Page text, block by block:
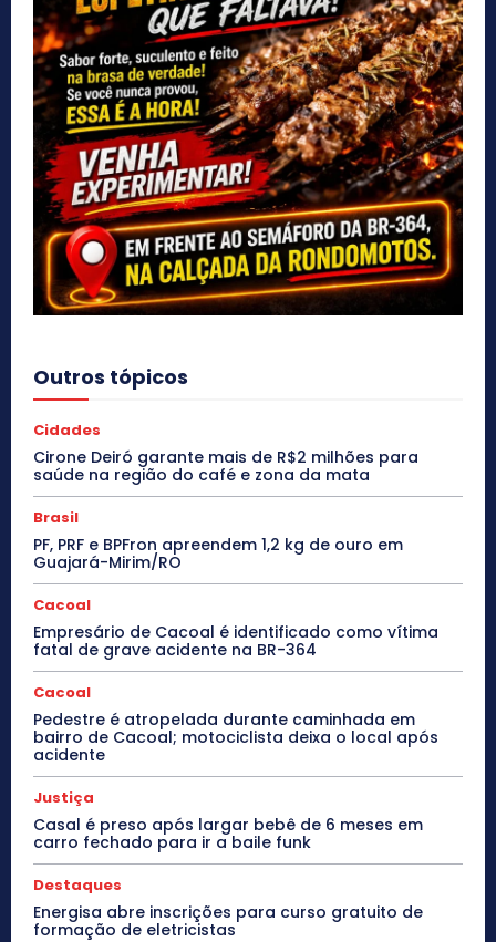
Outros tópicos
Cidades
Cirone Deiró garante mais de R$2 milhões para
saúde na região do café e zona da mata
Brasil
PF, PRF e BPFron apreendem 1,2 kg de ouro em
Guajará-Mirim/RO
Cacoal
Empresário de Cacoal é identificado como vítima
fatal de grave acidente na BR-364
Cacoal
Pedestre é atropelada durante caminhada em
bairro de Cacoal; motociclista deixa o local após
acidente
Justiça
Casal é preso após largar bebê de 6 meses em
carro fechado para ir a baile funk
Destaques
Energisa abre inscrições para curso gratuito de
formação de eletricistas